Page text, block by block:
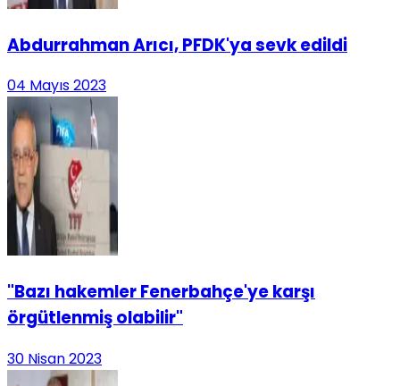
Abdurrahman Arıcı, PFDK'ya sevk edildi
04 Mayıs 2023
"Bazı hakemler Fenerbahçe'ye karşı
örgütlenmiş olabilir"
30 Nisan 2023